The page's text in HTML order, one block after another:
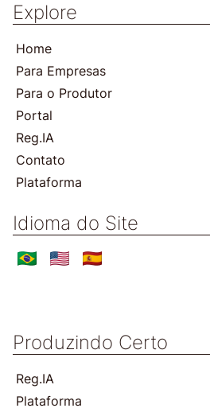
Explore
Home
Para Empresas
Para o Produtor
Portal
Reg.IA
Contato
Plataforma
Idioma do Site
Produzindo Certo
Reg.IA
Plataforma